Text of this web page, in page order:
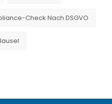
Check Nach DSGVO